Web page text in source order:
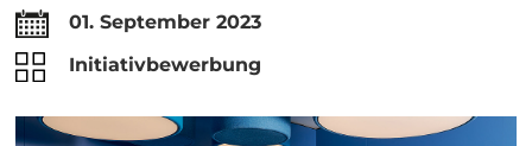
01. September 2023
Initiativbewerbung